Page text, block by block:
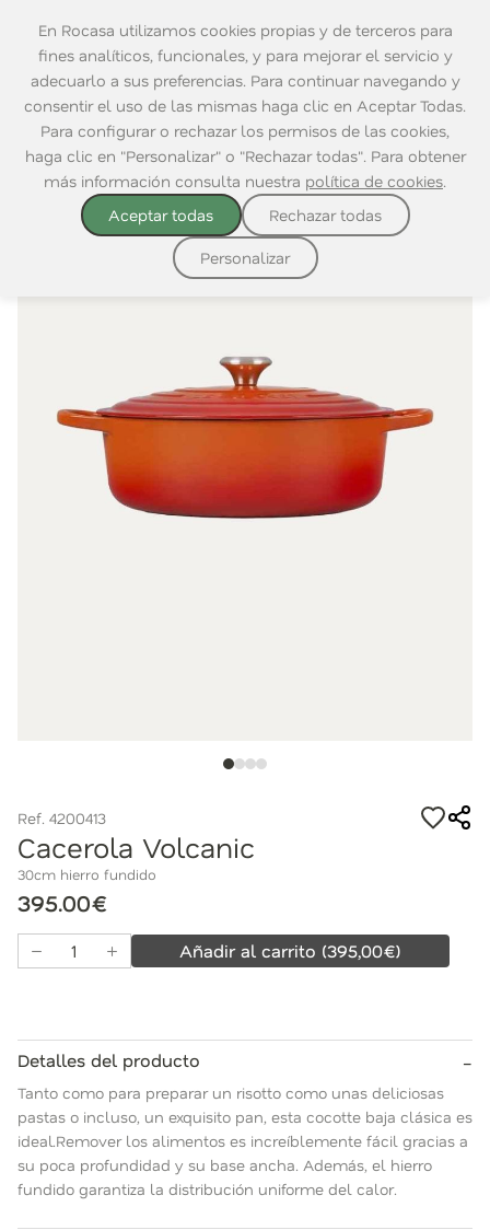
En Rocasa utilizamos cookies propias y de terceros para
fines analíticos, funcionales, y para mejorar el servicio y
adecuarlo a sus preferencias. Para continuar navegando y
consentir el uso de las mismas haga clic en Aceptar Todas.
Para configurar o rechazar los permisos de las cookies,
haga clic en "Personalizar" o "Rechazar todas". Para obtener
más información consulta nuestra política de cookies.
Aceptar todas
Rechazar todas
Personalizar
Home|Cocina Le Creuset
Ref. 4200413
Cacerola Volcanic
30cm hierro fundido
395.00€
Añadir al carrito (395,00€)
Detalles del producto -
Tanto como para preparar un risotto como unas deliciosas
pastas o incluso, un exquisito pan, esta cocotte baja clásica es
ideal.Remover los alimentos es increíblemente fácil gracias a
su poca profundidad y su base ancha. Además, el hierro
fundido garantiza la distribución uniforme del calor.